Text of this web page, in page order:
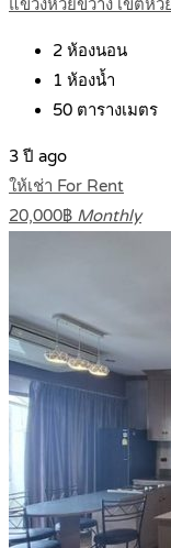
แขวงห้วยขวาง เขตห้
2 ห้องนอน
1 ห้องน้ำ
50 ตารางเมตร
3 ปี ago
ให้เช่า For Rent
20,000฿ Monthly